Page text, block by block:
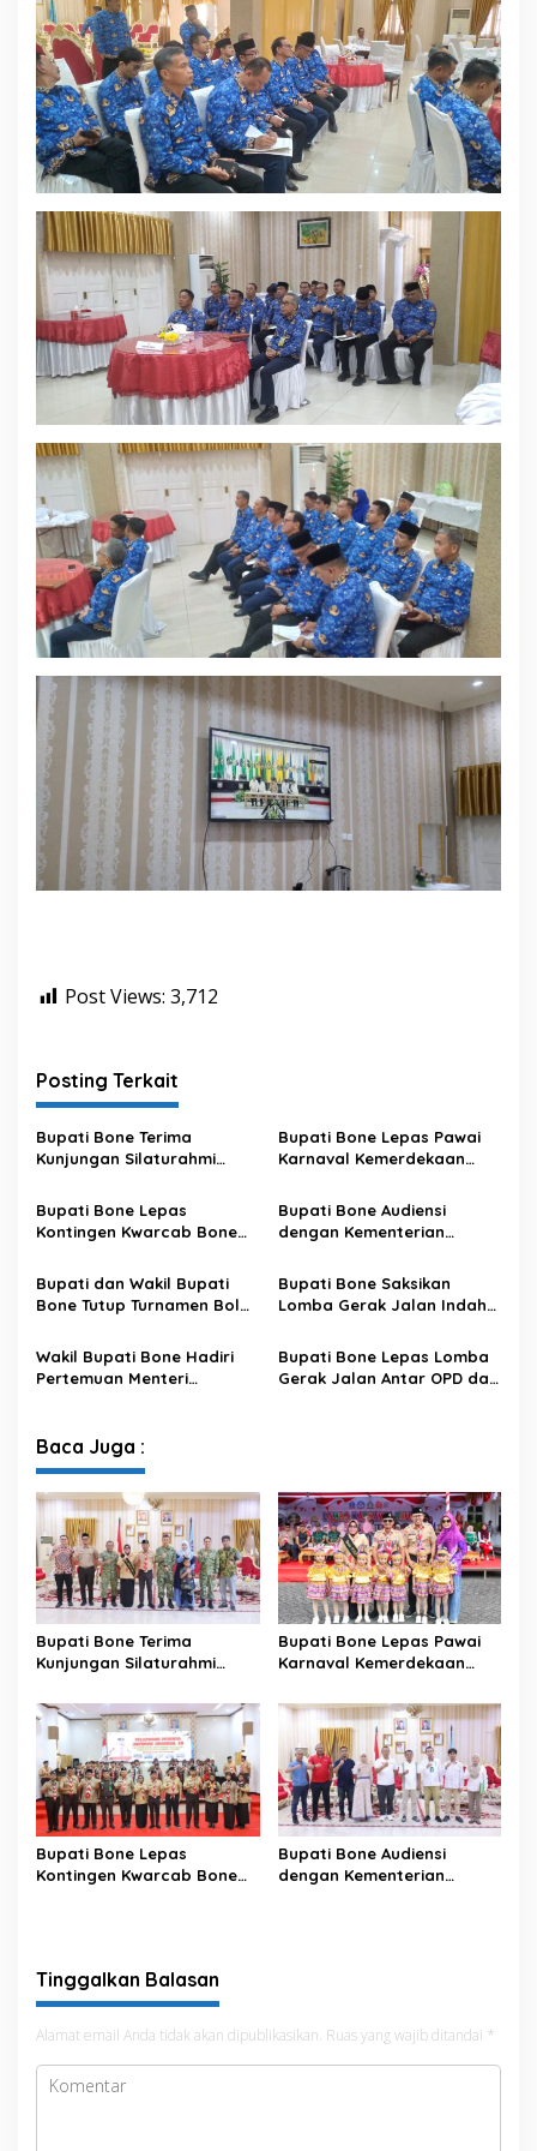
Post Views: 3,712
Posting Terkait
Bupati Bone Terima
Kunjungan Silaturahmi
XIV/Hasanuddin
Bupati Bone Lepas Pawai
Karnaval Kemerdekaan
Sambut HUT ke-81 RI
Bupati Bone Lepas
Kontingen Kwarcab Bone
XII Tahun 2026
Bupati Bone Audiensi
dengan Kementerian
Penataan Kawasan Hutan
untuk Kepastian Hak Tanah
Bupati dan Wakil Bupati
Bone Tutup Turnamen Bola
Tambah Bonus Rp10 Juta
untuk Para Juara
Bupati Bone Saksikan
Lomba Gerak Jalan Indah
dan Bangkitkan Semangat
Kemerdekaan
Wakil Bupati Bone Hadiri
Pertemuan Menteri
Modern di Sulawesi Selatan
Bupati Bone Lepas Lomba
Gerak Jalan Antar OPD dan
Baca Juga :
Bupati Bone Terima
Kunjungan Silaturahmi
XIV/Hasanuddin
Bupati Bone Lepas Pawai
Karnaval Kemerdekaan
Sambut HUT ke-81 RI
Bupati Bone Lepas
Kontingen Kwarcab Bone
Bupati Bone Audiensi
dengan Kementerian
Tinggalkan Balasan
Alamat email Anda tidak akan dipublikasikan. Ruas yang wajib ditandai *